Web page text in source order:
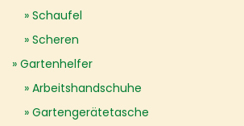
Schaufel
Scheren
Gartenhelfer
Arbeitshandschuhe
Gartengerätetasche